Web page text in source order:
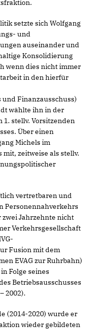
setzte sich Wolfgang
und
auseinander und
Konsolidierung
wenn dies nicht immer
in den hierfür
Finanzausschuss)
wählte ihn in der
stellv. Vorsitzenden
Über einen
Michels im
zeitweise als stellv.
vertretbaren und
Personennahverkehrs
zwei Jahrzehnte nicht
Verkehrsgesellschaft
Fusion mit dem
EVAG zur Ruhrbahn)
Folge seines
Betriebsausschusses
2002).
(2014-2020) wurde er
wieder gebildeten